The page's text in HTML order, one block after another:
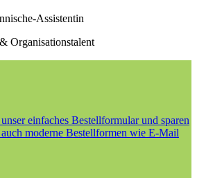
Assistentin
Organisationstalent
einfaches Bestellformular und sparen
moderne Bestellformen wie E-Mail